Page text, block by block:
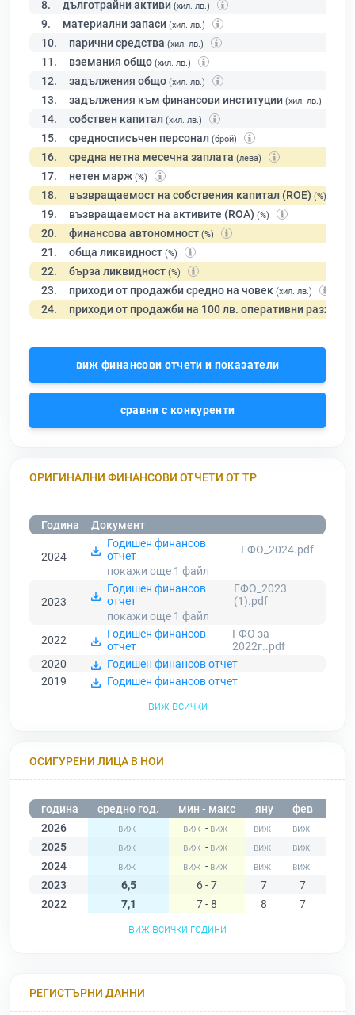
8. дълготрайни активи (хил. лв.)
9. материални запаси (хил. лв.)
10. парични средства (хил. лв.)
11. вземания общо (хил. лв.)
12. задължения общо (хил. лв.)
13. задължения към финансови институции (хил. лв.)
14. собствен капитал (хил. лв.)
15. средносписъчен персонал (брой)
16. средна нетна месечна заплата (лева)
17. нетен марж (%)
18. възвращаемост на собствения капитал (ROE) (%)
19. възвращаемост на активите (ROA) (%)
20. финансова автономност (%)
21. обща ликвидност (%)
22. бърза ликвидност (%)
23. приходи от продажби средно на човек (хил. лв.)
24. приходи от продажби на 100 лв. оперативни разходи
виж финансови отчети и показатели
сравни с конкуренти
ОРИГИНАЛНИ ФИНАНСОВИ ОТЧЕТИ ОТ ТР
Година Документ
2024
Годишен финансов
отчет
ГФО_2024.pdf
покажи още 1 файл
2023
Годишен финансов
отчет
ГФО_2023
(1).pdf
покажи още 1 файл
2022
Годишен финансов
отчет
ГФО за
2022г..pdf
2020
Годишен финансов отчет
2019
Годишен финансов отчет
виж всички
ОСИГУРЕНИ ЛИЦА В НОИ
година средно год. мин - макс яну фев
2026
-
2025
-
2024
-
2023
6,5 6 - 7 7 7
2022
7,1 7 - 8 8 7
виж всички години
РЕГИСТЪРНИ ДАННИ